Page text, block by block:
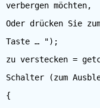
verbergen möchten,
Oder drücken Sie
Taste … ");
zu verstecken =
Schalter (zum
{